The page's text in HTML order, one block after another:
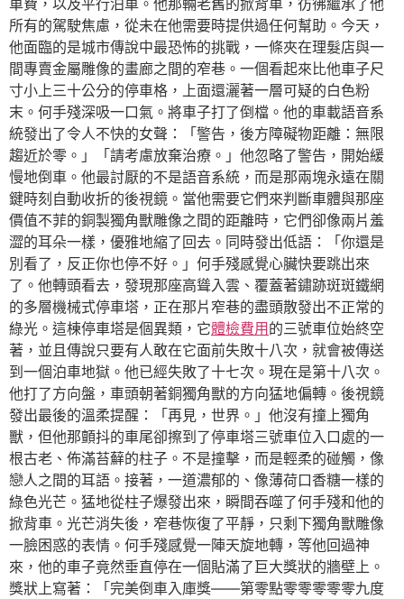
車費，以及平行泊車。他那輛老舊的掀背車，彷彿繼承了他
所有的駕駛焦慮，從未在他需要時提供過任何幫助。今天，
他面臨的是城市傳說中最恐怖的挑戰，一條夾在理髮店與一
間專賣金屬雕像的畫廊之間的窄巷。一個看起來比他車子尺
寸小上三十公分的停車格，上面還灑著一層可疑的白色粉
末。何手殘深吸一口氣。將車子打了倒檔。他的車載語音系
統發出了令人不快的女聲：「警告，後方障礙物距離：無限
趨近於零。」「請考慮放棄治療。」他忽略了警告，開始緩
慢地倒車。他最討厭的不是語音系統，而是那兩塊永遠在關
鍵時刻自動收折的後視鏡。當他需要它們來判斷車體與那座
價值不菲的銅製獨角獸雕像之間的距離時，它們卻像兩片羞
澀的耳朵一樣，優雅地縮了回去。同時發出低語：「你還是
別看了，反正你也停不好。」何手殘感覺心臟快要跳出來
了。他轉頭看去，發現那座高聳入雲、覆蓋著鏽跡斑斑鐵網
的多層機械式停車塔，正在那片窄巷的盡頭散發出不正常的
綠光。這棟停車塔是個異類，它體檢費用 的三號車位始終空
著，並且傳說只要有人敢在它面前失敗十八次，就會被傳送
到一個泊車地獄。他已經失敗了十七次。現在是第十八次。
他打了方向盤，車頭朝著銅獨角獸的方向猛地偏轉。後視鏡
發出最後的溫柔提醒：「再見，世界。」他沒有撞上獨角
獸，但他那顫抖的車尾卻擦到了停車塔三號車位入口處的一
根古老、佈滿苔蘚的柱子。不是撞擊，而是輕柔的碰觸，像
戀人之間的耳語。接著，一道濃郁的、像薄荷口香糖一樣的
綠色光芒。猛地從柱子爆發出來，瞬間吞噬了何手殘和他的
掀背車。光芒消失後，窄巷恢復了平靜，只剩下獨角獸雕像
一臉困惑的表情。何手殘感覺一陣天旋地轉，等他回過神
來，他的車子竟然垂直停在一個貼滿了巨大獎狀的牆壁上。
獎狀上寫著：「完美倒車入庫獎——第零點零零零零零九度